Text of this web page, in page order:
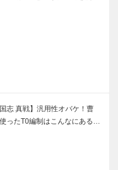
国志 真戦】汎用性オバケ！曹
ったT0編制はこんなにある…